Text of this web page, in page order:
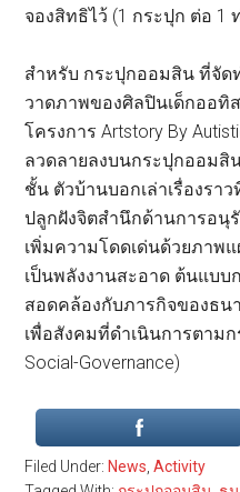
จองสิทธิไว้ (1 กระปุก ต่อ 1
สำหรับ กระปุกออมสิน ที่จัด
วาดภาพของศิลปินเด็กออ
โครงการ Artstory By
ลวดลายลงบนกระปุกออม
ชั้น ตัวบ้านบอกเล่าเรื่องรา
ปลูกฝังจิตสำนึกด้านการอนุ
เพิ่มความโดดเด่นด้วยภาพ
เป็นพลังงานสะอาด ต้นแบบ
สอดคล้องกับภารกิจของธน
เพื่อสังคมที่ดำเนินการตามก
Social-Governance)
Filed Under: News,Activity